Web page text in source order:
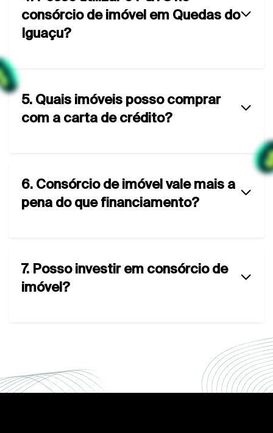
consórcio de imóvel em Quedas do
Iguaçu?
5. Quais imóveis posso comprar
com a carta de crédito?
6. Consórcio de imóvel vale mais a
pena do que financiamento?
7. Posso investir em consórcio de
imóvel?